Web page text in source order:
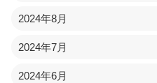
2024年8月
2024年7月
2024年6月